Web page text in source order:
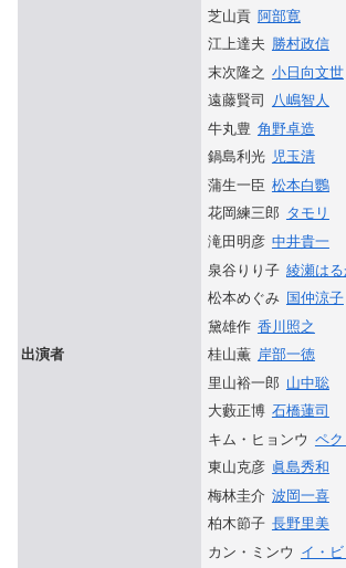
出演者
芝山貢 阿部寛
江上達夫 勝村政信
末次隆之 小日向文世
遠藤賢司
八嶋智人
牛丸豊 角野卓造
鍋島利光 児玉清
蒲生一臣 松本白鸚
花岡練三郎 タモリ
滝田明彦 中井貴一
泉谷りり子 綾瀬は
松本めぐみ 国仲涼子
黛雄作 香川照之
桂山薫 岸部一徳
里山裕一郎 山中聡
大藪正博 石橋蓮司
キム・ヒョンウ ペ
東山克彦 眞島秀和
梅林圭介 波岡一喜
柏木節子 長野里美
カン・ミンウ イ・